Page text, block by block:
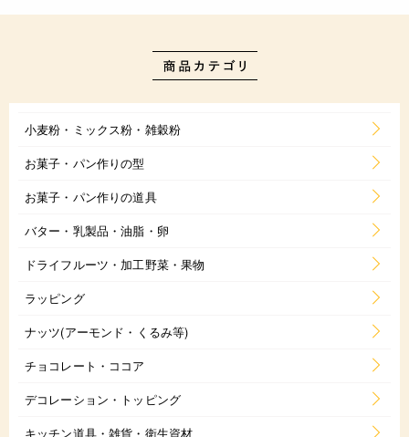
小麦粉・ミックス粉・雑穀粉
お菓子・パン作りの型
お菓子・パン作りの道具
バター・乳製品・油脂・卵
ドライフルーツ・加工野菜・果物
ラッピング
ナッツ(アーモンド・くるみ等)
チョコレート・ココア
デコレーション・トッピング
キッチン道具・雑貨・衛生資材